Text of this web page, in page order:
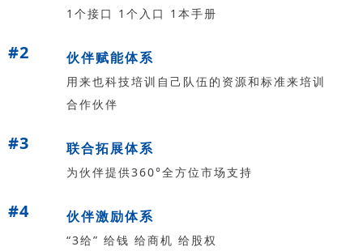
1个接口 1个入口 1本手册
#2 伙伴赋能体系
用来也科技培训自己队伍的资源和标准来培训
合作伙伴
#3 联合拓展体系
为伙伴提供360°全方位市场支持
#4 伙伴激励体系
“3给” 给钱 给商机 给股权